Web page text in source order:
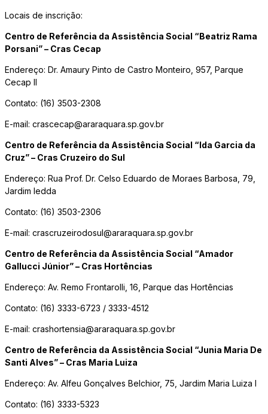
Locais de inscrição:
Centro de Referência da Assistência Social “Beatriz Rama
Porsani” – Cras Cecap
Endereço: Dr. Amaury Pinto de Castro Monteiro, 957, Parque
Cecap II
Contato: (16) 3503-2308
E-mail: crascecap@araraquara.sp.gov.br
Centro de Referência da Assistência Social “Ida Garcia da
Cruz” – Cras Cruzeiro do Sul
Endereço: Rua Prof. Dr. Celso Eduardo de Moraes Barbosa, 79,
Jardim Iedda
Contato: (16) 3503-2306
E-mail: crascruzeirodosul@araraquara.sp.gov.br
Centro de Referência da Assistência Social “Amador
Gallucci Júnior” – Cras Hortências
Endereço: Av. Remo Frontarolli, 16, Parque das Hortências
Contato: (16) 3333-6723 / 3333-4512
E-mail: crashortensia@araraquara.sp.gov.br
Centro de Referência da Assistência Social “Junia Maria De
Santi Alves” – Cras Maria Luiza
Endereço: Av. Alfeu Gonçalves Belchior, 75, Jardim Maria Luiza I
Contato: (16) 3333-5323